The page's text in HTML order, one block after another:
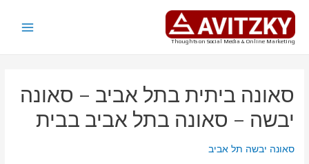
דילוג
לתוכן
Thoughts on Social Media & Online Marketing
סאונה ביתית בתל אביב – סאונה
יבשה – סאונה בתל אביב בבית
סאונה יבשה תל אביב